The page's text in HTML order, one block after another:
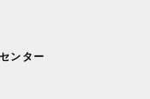
ンター